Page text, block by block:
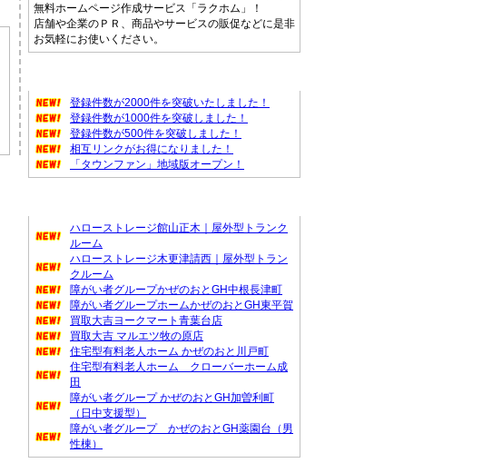
無料ホームページ作成サービス「ラクホム」！
店舗や企業のＰＲ、商品やサービスの販促などに是非
お気軽にお使いください。
登録件数が2000件を突破いたしました！
登録件数が1000件を突破しました！
登録件数が500件を突破しました！
相互リンクがお得になりました！
「タウンファン」地域版オープン！
ハローストレージ館山正木｜屋外型トランク
ルーム
ハローストレージ木更津請西｜屋外型トラン
クルーム
障がい者グループかぜのおとGH中根長津町
障がい者グループホームかぜのおとGH東平賀
買取大吉ヨークマート青葉台店
買取大吉 マルエツ牧の原店
住宅型有料老人ホーム かぜのおと川戸町
住宅型有料老人ホーム クローバーホーム成
田
障がい者グループ かぜのおとGH加曽利町
（日中支援型）
障がい者グループ かぜのおとGH薬園台（男
性棟）